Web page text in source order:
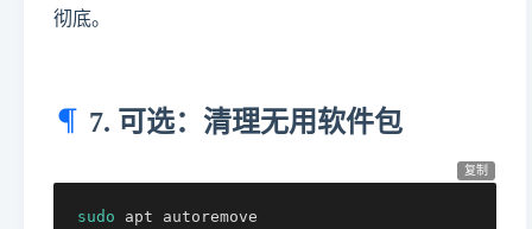
彻底。
7. 可选：清理无用软件包
复制
sudo apt autoremove